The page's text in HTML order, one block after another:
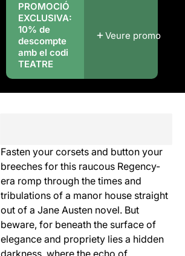
PROMOCIÓ
EXCLUSIVA:
10% de
descompte
amb el codi
TEATRE
Veure promo
Fasten your corsets and button your
breeches for this raucous Regency-
era romp through the times and
tribulations of a manor house straight
out of a Jane Austen novel. But
beware, for beneath the surface of
elegance and propriety lies a hidden
darkness, where the echo of